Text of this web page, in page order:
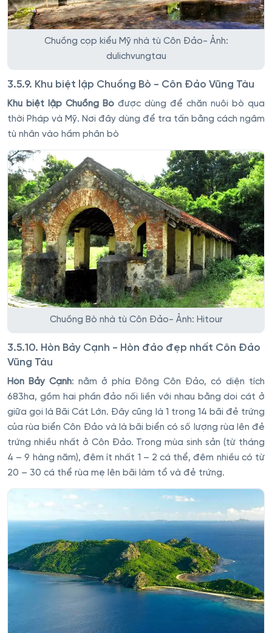
Chuồng cọp kiểu Mỹ nhà tù Côn Đảo- Ảnh:
dulichvungtau
3.5.9. Khu biệt lập Chuồng Bò - Côn Đảo Vũng Tàu
Khu biệt lập Chuồng Bò được dùng để chăn nuôi bò qua
thời Pháp và Mỹ. Nơi đây dùng để tra tấn bằng cách ngâm
tù nhân vào hầm phân bò
Chuồng Bò nhà tù Côn Đảo- Ảnh: Hitour
3.5.10. Hòn Bảy Cạnh - Hòn đảo đẹp nhất Côn Đảo
Vũng Tàu
Hòn Bảy Cạnh: nằm ở phía Đông Côn Đảo, có diện tích
683ha, gồm hai phần đảo nối liền với nhau bằng doi cát ở
giữa gọi là Bãi Cát Lớn. Đây cũng là 1 trong 14 bãi đẻ trứng
của rùa biển Côn Đảo và là bãi biển có số lượng rùa lên đẻ
trứng nhiều nhất ở Côn Đảo. Trong mùa sinh sản (từ tháng
4 – 9 hàng năm), đêm ít nhất 1 – 2 cá thể, đêm nhiều có từ
20 – 30 cá thể rùa mẹ lên bãi làm tổ và đẻ trứng.